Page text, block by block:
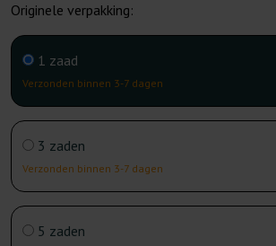
Originele verpakking:
1 zaad
Verzonden binnen 3-7 dagen
3 zaden
Verzonden binnen 3-7 dagen
5 zaden